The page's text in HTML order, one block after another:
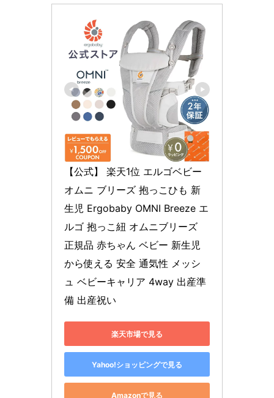
【公式】 楽天1位 エルゴベビー
オムニ ブリーズ 抱っこひも 新
生児 Ergobaby OMNI Breeze エ
ルゴ 抱っこ紐 オムニブリーズ
正規品 赤ちゃん ベビー 新生児
から使える 安全 通気性 メッシ
ュ ベビーキャリア 4way 出産準
備 出産祝い
楽天市場で見る
Yahoo!ショッピングで見る
Amazonで見る